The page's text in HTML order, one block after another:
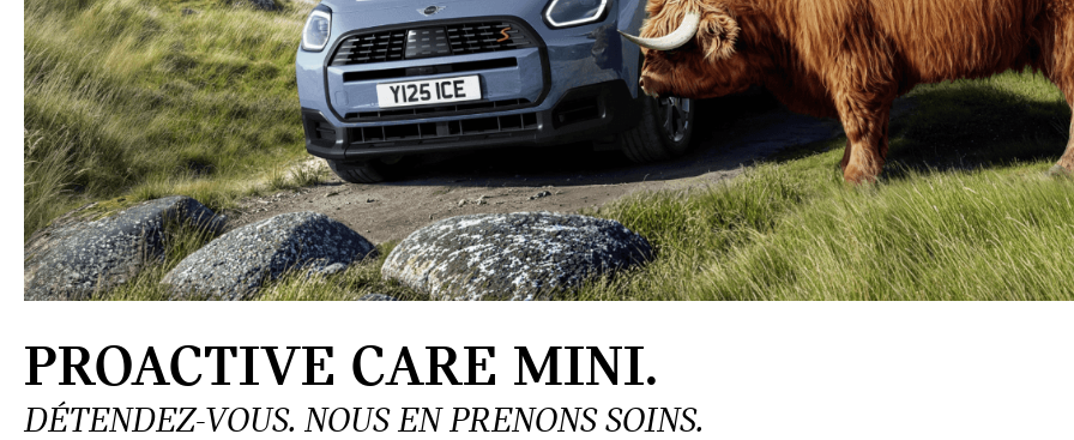
PROACTIVE CARE MINI.
DÉTENDEZ-VOUS. NOUS EN PRENONS SOINS.